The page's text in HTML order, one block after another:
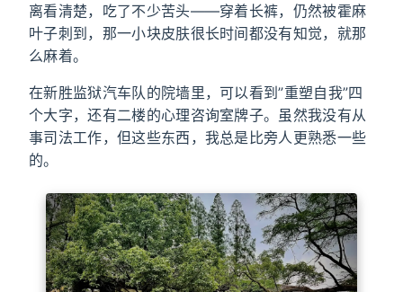
离看清楚，吃了不少苦头——穿着长裤，仍然被霍麻
叶子刺到，那一小块皮肤很长时间都没有知觉，就那
么麻着。
在新胜监狱汽车队的院墙里，可以看到”重塑自我”四
个大字，还有二楼的心理咨询室牌子。虽然我没有从
事司法工作，但这些东西，我总是比旁人更熟悉一些
的。